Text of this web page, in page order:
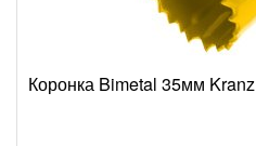
Коронка Bimetal 35мм Kranz